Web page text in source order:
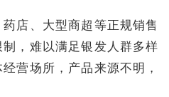
店、大型商超等正规销售
，难以满足银发人群多样
营场所，产品来源不明，